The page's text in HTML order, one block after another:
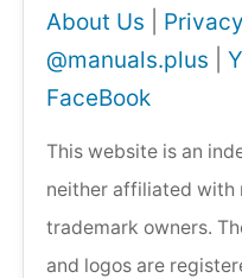
About Us
@manuals.plus
FaceBook
This website is an
neither affiliated with
trademark owners.
and logos are